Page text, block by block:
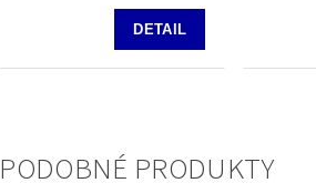
DETAIL
PODOBNÉ PRODUKTY